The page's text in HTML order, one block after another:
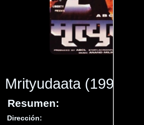
Mrityudaata(1997)
Resumen:
Dirección: